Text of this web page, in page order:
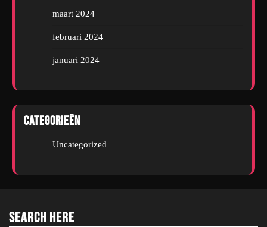
maart 2024
februari 2024
januari 2024
Categorieën
Uncategorized
Search Here